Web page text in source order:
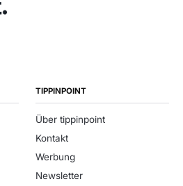
TIPPINPOINT
Über tippinpoint
Kontakt
Werbung
Newsletter